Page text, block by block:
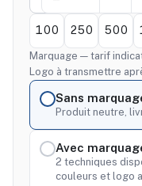
100 250 500
Marquage — tarif
Logo à transmettre
Sans
Produit neutre,
Avec
2 techniques
couleurs et logo